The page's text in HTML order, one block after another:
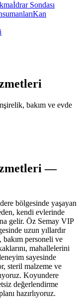
İdrar Sondası
Kan
bakım ve evde
—
bölgesinde yaşayan
kendi evlerinde
gelir. Öz Semay VIP
uzun yıllardır
personeli ve
mahallelerini
sayesinde
steril malzeme ve
Koyundere
değerlendirme
hazırlıyoruz.